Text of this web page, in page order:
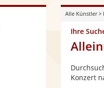
Events
festlegenAlle Künstler>
Ihre
Konzert